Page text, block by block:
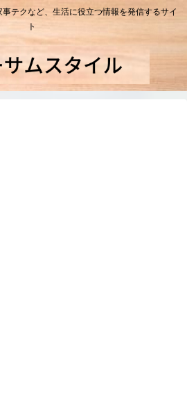
テクなど、生活に役立つ情報を発信するサイ
ト